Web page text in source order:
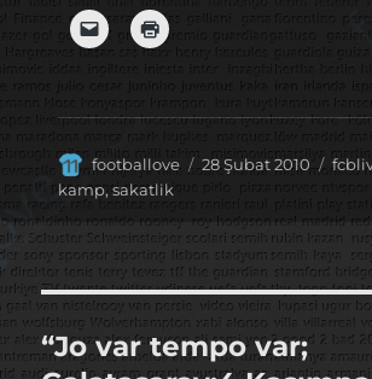
Yazar
footballove
Yayın
28 Şubat 2010
kamp, sakatlik
“Jo var tempo var;